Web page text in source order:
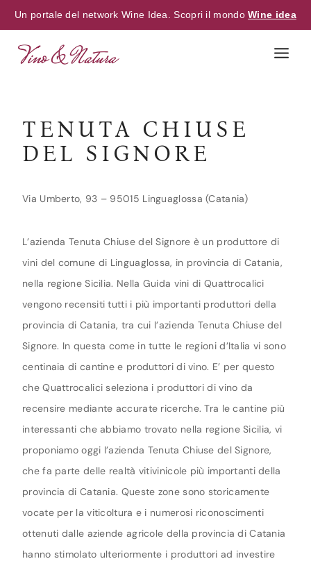
Un portale del network Wine Idea. Scopri il mondoWine idea
TENUTA CHIUSE
DEL SIGNORE
Via Umberto, 93 – 95015 Linguaglossa (Catania)
L’azienda Tenuta Chiuse del Signore è un produttore di
vini del comune di Linguaglossa, in provincia di Catania,
nella regione Sicilia. Nella Guida vini di Quattrocalici
vengono recensiti tutti i più importanti produttori della
provincia di Catania, tra cui l’azienda Tenuta Chiuse del
Signore. In questa come in tutte le regioni d’Italia vi sono
centinaia di cantine e produttori di vino. E’ per questo
che Quattrocalici seleziona i produttori di vino da
recensire mediante accurate ricerche. Tra le cantine più
interessanti che abbiamo trovato nella regione Sicilia, vi
proponiamo oggi l’azienda Tenuta Chiuse del Signore,
che fa parte delle realtà vitivinicole più importanti della
provincia di Catania. Queste zone sono storicamente
vocate per la viticoltura e i numerosi riconoscimenti
ottenuti dalle aziende agricole della provincia di Catania
hanno stimolato ulteriormente i produttori ad investire